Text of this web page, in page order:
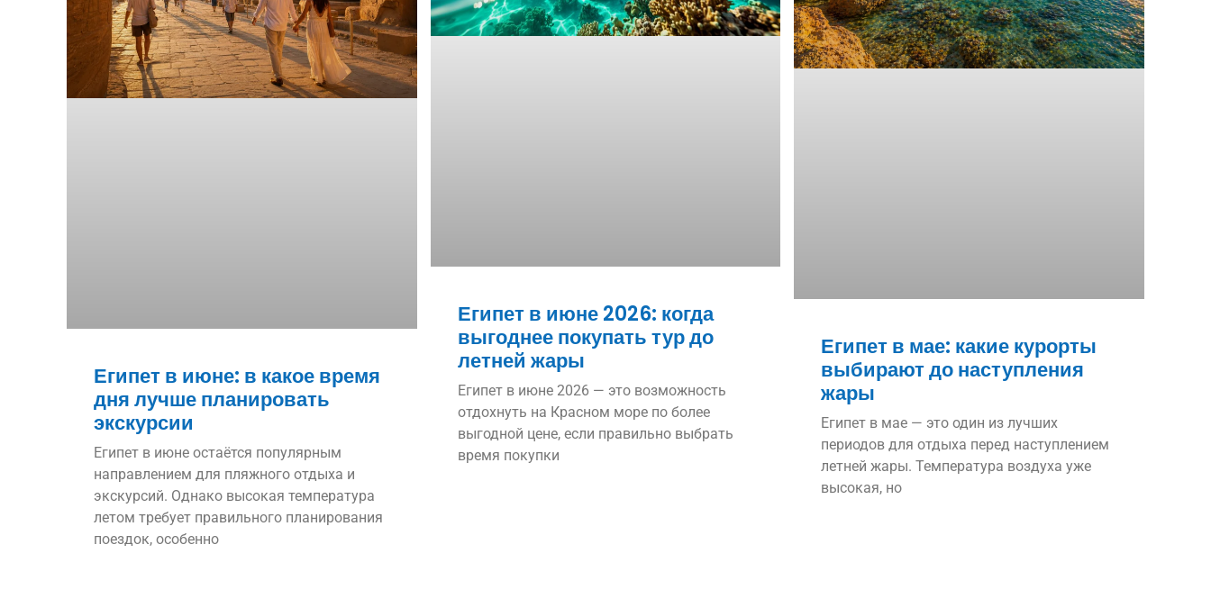
Египет в июне: в какое время
дня лучше планировать
экскурсии
Египет в июне остаётся популярным
направлением для пляжного отдыха и
экскурсий. Однако высокая температура
летом требует правильного планирования
поездок, особенно
Египет в июне 2026: когда
выгоднее покупать тур до
летней жары
Египет в июне 2026 — это возможность
отдохнуть на Красном море по более
выгодной цене, если правильно выбрать
время покупки
Египет в мае: какие курорты
выбирают до наступления
жары
Египет в мае — это один из лучших
периодов для отдыха перед наступлением
летней жары. Температура воздуха уже
высокая, но